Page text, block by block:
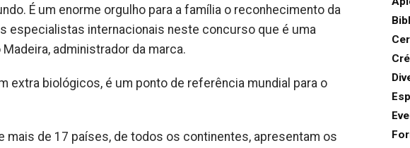
É um enorme orgulho para a família o reconhecimento da
especialistas internacionais neste concurso que é uma
administrador da marca.
extra biológicos, é um ponto de referência mundial para o
mais de 17 países, de todos os continentes, apresentam os